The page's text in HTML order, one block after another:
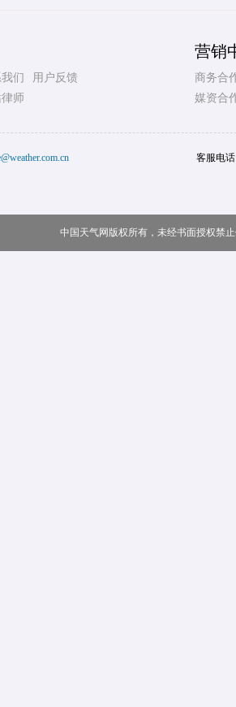
们
用户反馈
师
营销
商务合
媒资合
客服电
中国天气网版权所有，未经书面授权